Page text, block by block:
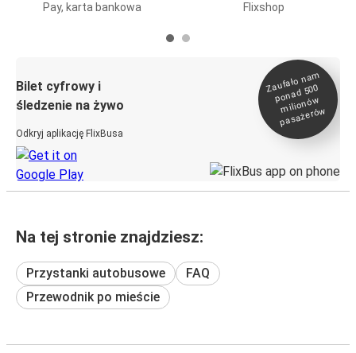
Pay, karta bankowa
Flixshop
Bilet cyfrowy i
śledzenie na żywo
Odkryj aplikację FlixBusa
Zaufało na
m
ponad 500
milionó
w
pasażeró
w
Na tej stronie znajdziesz:
Przystanki autobusowe
FAQ
Przewodnik po mieście